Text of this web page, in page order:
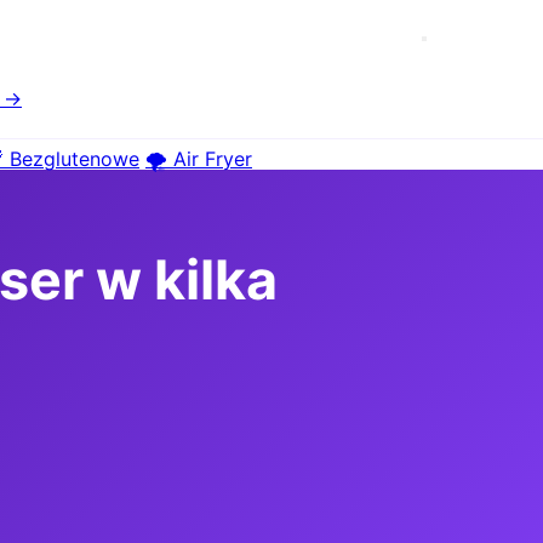
→
Bezglutenowe 🌪️ Air Fryer
w kilka